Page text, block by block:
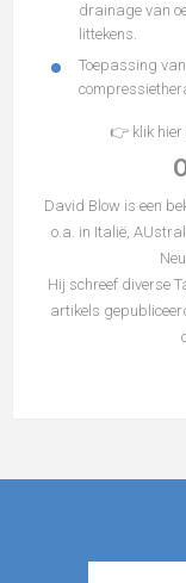
drainage van
littekens.
Toepassing
👉 klik hier
David Blow is een
o.a. in Italië,
Hij schreef diverse
artikels